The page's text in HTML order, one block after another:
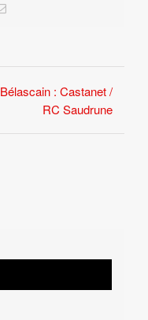
Email
Bélascain : Castanet /
RC Saudrune